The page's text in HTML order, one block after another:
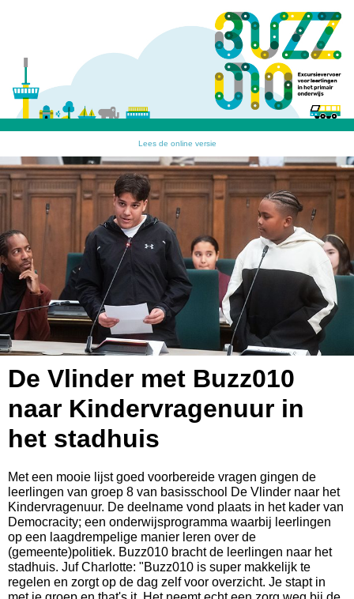
Lees de online versie
De Vlinder met Buzz010
naar Kindervragenuur in
het stadhuis
Met een mooie lijst goed voorbereide vragen gingen de
leerlingen van groep 8 van basisschool De Vlinder naar het
Kindervragenuur. De deelname vond plaats in het kader van
Democracity; een onderwijsprogramma waarbij leerlingen
op een laagdrempelige manier leren over de
(gemeente)politiek. Buzz010 bracht de leerlingen naar het
stadhuis. Juf Charlotte: "Buzz010 is super makkelijk te
regelen en zorgt op de dag zelf voor overzicht. Je stapt in